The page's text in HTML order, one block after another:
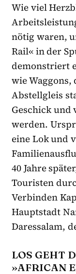
Wie viel
nötig waren,
Rail« in der
demonstriert
wie Waggons,
Abstellgleis
Geschick und
werden.
eine Lok und
40 Jahre
Touristen
Verbinden
Hauptstadt
Daressalam,
LOS GEHT
»AFRICAN